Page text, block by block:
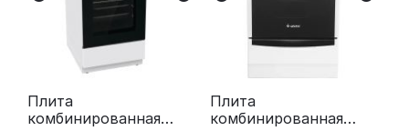
Плита
комбинированная
Плита
комбинированная